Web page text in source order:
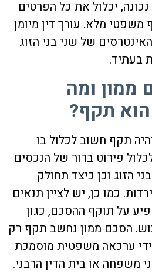
יכלול את כל הפרטים
משפטי מלא. עורך דין מיומן
של שני בני הזוג
בעתיד.
ממון ומה
תקף?
תקף חשוב לכלול בו
פירוט ברור של הנכסים
הזוג וכן כיצד תחולק
כמו כן, יש לציין תנאים
על תוקף ההסכם, כגון
הסכם ממון נחשב תקף רק
ערכאה משפטית מוסמכת
משפחה או בית הדין הרבני.